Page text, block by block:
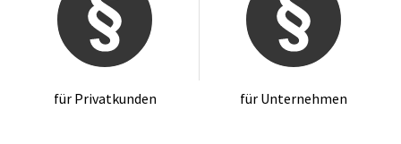
für Pri­vat­kun­den für Un­ter­neh­men